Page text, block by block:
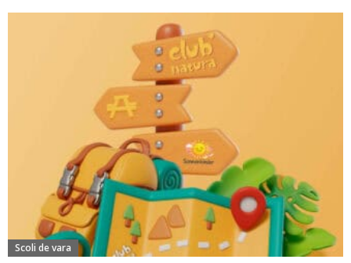
Scoli de vara